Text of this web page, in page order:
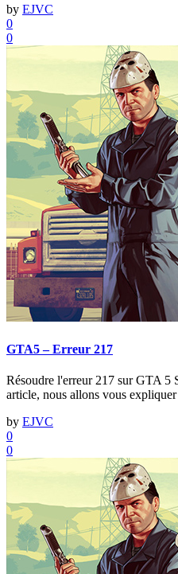
by EJVC
0
0
GTA5 – Erreur 217
Résoudre l'erreur 217 sur GTA 5
article, nous allons vous expliquer
by EJVC
0
0